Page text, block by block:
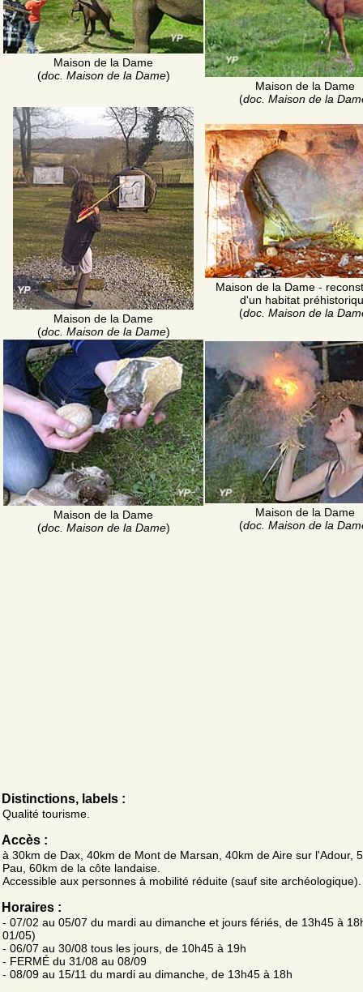
Maison de la Dame
(doc. Maison de la Dame)
Maison de la Dame
(doc. Maison de la
Maison de la Dame
(doc. Maison de la Dame)
Maison de la Dame -
d'un habitat
(doc. Maison de la
Maison de la Dame
(doc. Maison de la Dame)
Maison de la Dame
(doc. Maison de la
Distinctions, labels :
Qualité tourisme.
Accès :
à 30km de Dax, 40km de Mont de Marsan, 40km de Aire sur l'Adour,
Pau, 60km de la côte landaise.
Accessible aux personnes à mobilité réduite (sauf site archéologique).
Horaires :
- 07/02 au 05/07 du mardi au dimanche et jours fériés, de 13h45 à
01/05)
- 06/07 au 30/08 tous les jours, de 10h45 à 19h
- FERMÉ du 31/08 au 08/09
- 08/09 au 15/11 du mardi au dimanche, de 13h45 à 18h